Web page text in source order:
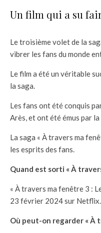
Un film qui a su
Le troisième volet de la
vibrer les fans du monde
Le film a été un véritable
la saga.
Les fans ont été conquis
Arès, et ont été émus par
La saga « À travers ma
les esprits des fans.
Quand est sorti « À
« À travers ma fenêtre 3 :
23 février 2024 sur Netflix.
Où peut-on regarder « À